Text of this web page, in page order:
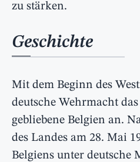
zu stärken.
Geschichte
Mit dem Beginn des
deutsche Wehrmacht
gebliebene Belgien an.
des Landes am 28. Mai
Belgiens unter